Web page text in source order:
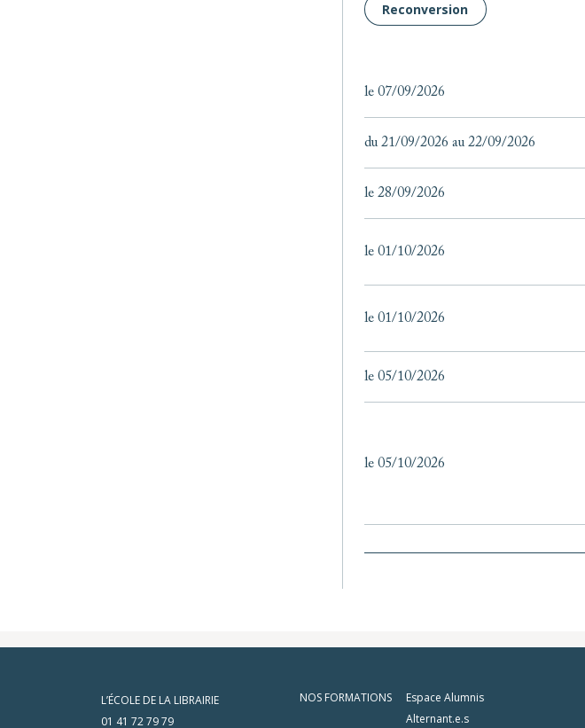
Reconversion
le 07/09/2026
du 21/09/2026 au 22/09/2026
le 28/09/2026
le 01/10/2026
le 01/10/2026
le 05/10/2026
le 05/10/2026
L’ÉCOLE DE LA LIBRAIRIE
01 41 72 79 79
NOS FORMATIONS
Espace Alumnis
Alternant.e.s